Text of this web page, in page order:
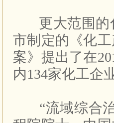
更大范围的
市制定的《化
案》提出了在
内134家化工企
“流域综合治